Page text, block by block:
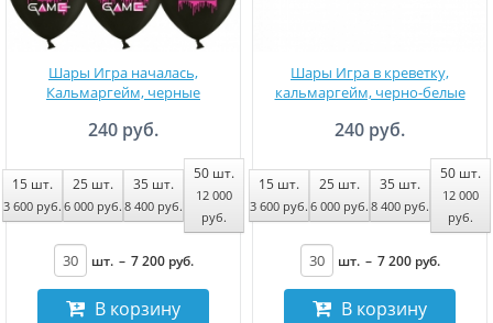
Шары Игра началась,
Кальмаргейм, черные
240 руб.
15 шт.
3 600 руб.
25 шт.
6 000 руб.
35 шт.
8 400 руб.
50 шт.
12 000
руб.
шт. – 7 200 руб.
В корзину
Шары Игра в креветку,
кальмаргейм, черно-белые
240 руб.
15 шт.
3 600 руб.
25 шт.
6 000 руб.
35 шт.
8 400 руб.
50 шт.
12 000
руб.
шт. – 7 200 руб.
В корзину